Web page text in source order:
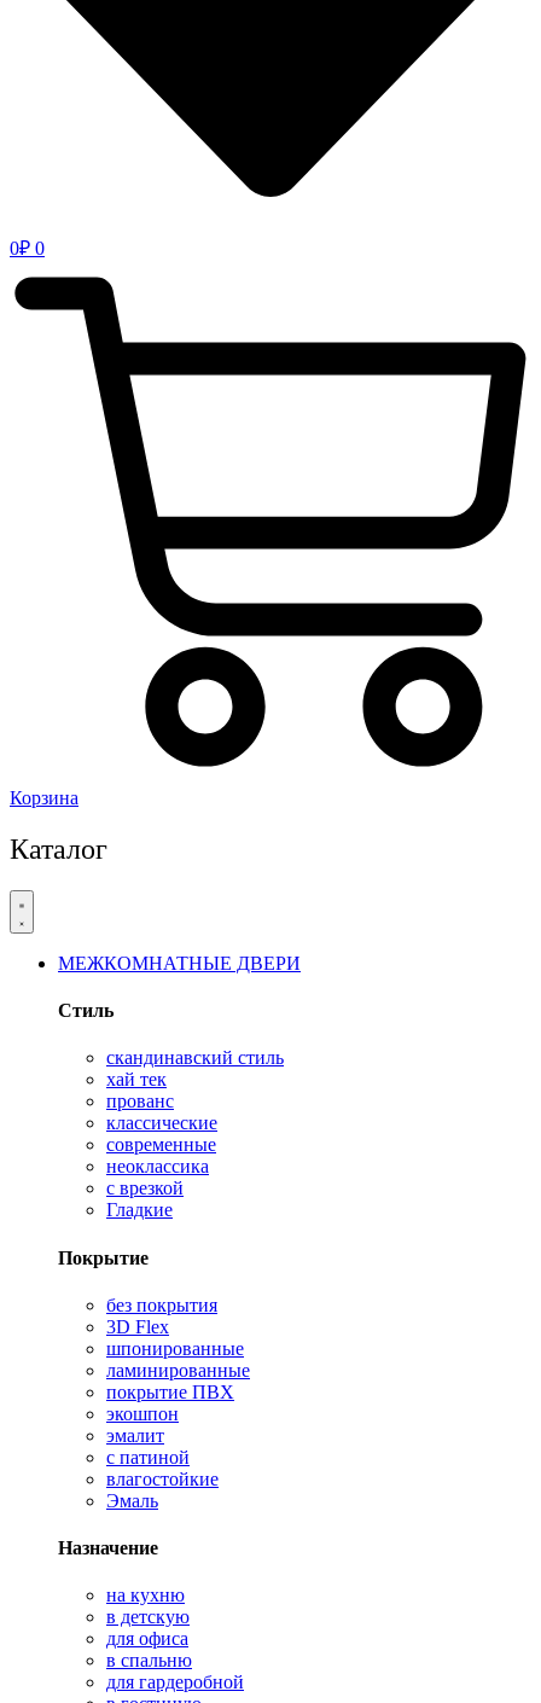
0₽ 0
Корзина
Каталог
МЕЖКОМНАТНЫЕ ДВЕРИ
Стиль
скандинавский стиль
хай тек
прованс
классические
современные
неоклассика
с врезкой
Гладкие
Покрытие
без покрытия
3D Flex
шпонированные
ламинированные
покрытие ПВХ
экошпон
эмалит
с патиной
влагостойкие
Эмаль
Назначение
на кухню
в детскую
для офиса
в спальню
для гардеробной